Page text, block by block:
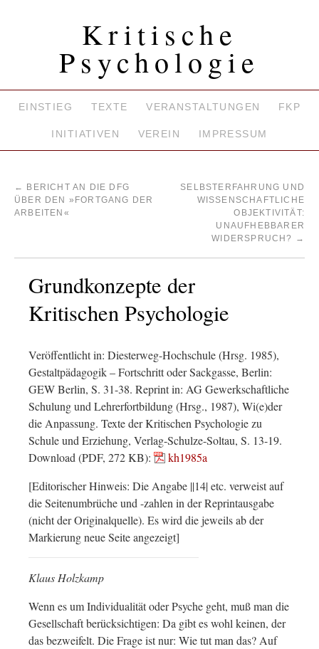
Kritische
Psychologie
EINSTIEG TEXTE VERANSTALTUNGEN FKP
INITIATIVEN VEREIN IMPRESSUM
←
BERICHT AN DIE DFG
ÜBER DEN »FORTGANG DER
ARBEITEN«
SELBSTERFAHRUNG UND
WISSENSCHAFTLICHE
OBJEKTIVITÄT:
UNAUFHEBBARER
WIDERSPRUCH?
→
Grundkonzepte der
Kritischen Psychologie
Veröffentlicht in: Diesterweg-Hochschule (Hrsg. 1985),
Gestaltpädagogik – Fortschritt oder Sackgasse, Berlin:
GEW Berlin, S. 31-38. Reprint in: AG Gewerkschaftliche
Schulung und Lehrerfortbildung (Hrsg., 1987), Wi(e)der
die Anpassung. Texte der Kritischen Psychologie zu
Schule und Erziehung, Verlag-Schulze-Soltau, S. 13-19.
Download (PDF, 272 KB):
kh1985a
[Editorischer Hinweis: Die Angabe ||14| etc. verweist auf
die Seitenumbrüche und -zahlen in der Reprintausgabe
(nicht der Originalquelle). Es wird die jeweils ab der
Markierung neue Seite angezeigt]
Klaus Holzkamp
Wenn es um Individualität oder Psyche geht, muß man die
Gesellschaft berücksichtigen: Da gibt es wohl keinen, der
das bezweifelt. Die Frage ist nur: Wie tut man das? Auf